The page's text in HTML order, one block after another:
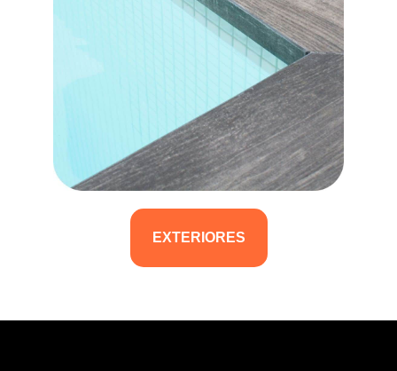
EXTERIORES